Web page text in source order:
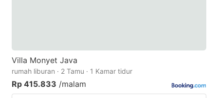
Villa Monyet Java
rumah liburan · 2 Tamu · 1 Kamar tidur
Rp 415.833 /malam